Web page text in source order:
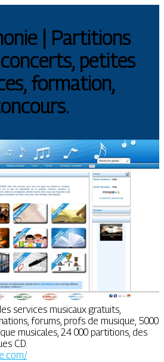
| Partitions
petites
formation,
services musicaux gratuits,
forums, profs de musique, 5000
musicales, 24 000 partitions, des
CD.